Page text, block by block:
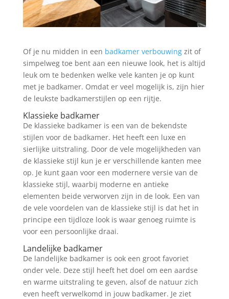
Of je nu midden in een badkamer verbouwingzit of
simpelweg toe bent aan een nieuwe look, het is altijd
leuk om te bedenken welke vele kanten je op kunt
met je badkamer. Omdat er veel mogelijk is, zijn hier
de leukste badkamerstijlen op een rijtje.
Klassieke badkamer
De klassieke badkamer is een van de bekendste
stijlen voor de badkamer. Het heeft een luxe en
sierlijke uitstraling. Door de vele mogelijkheden van
de klassieke stijl kun je er verschillende kanten mee
op. Je kunt gaan voor een modernere versie van de
klassieke stijl, waarbij moderne en antieke
elementen beide verworven zijn in de look. Een van
de vele voordelen van de klassieke stijl is dat het in
principe een tijdloze look is waar genoeg ruimte is
voor een persoonlijke draai.
Landelijke badkamer
De landelijke badkamer is ook een groot favoriet
onder vele. Deze stijl heeft het doel om een aardse
en warme uitstraling te geven, alsof de natuur zich
even heeft verwelkomd in jouw badkamer. Je ziet